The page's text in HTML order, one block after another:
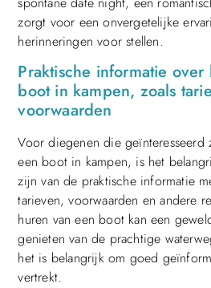
zorgt voor een onvergetelijke
herinneringen voor stellen.
Praktische informatie
boot in kampen, zoals
voorwaarden
Voor diegenen die geïnteresseerd
een boot in kampen, is het
zijn van de praktische informatie
tarieven, voorwaarden en andere
huren van een boot kan een
genieten van de prachtige
het is belangrijk om goed
vertrekt.